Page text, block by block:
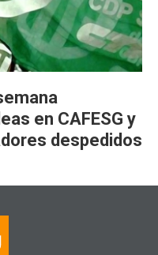
en CAFESG y
despedidos